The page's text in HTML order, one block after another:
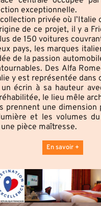
exceptionnelle.
privée où l’Italie
de ce projet, il y a
de 150 voitures
pays, les marques
de la passion
Des Alfa
y est représentée dans
écrin à sa hauteur
le lieu mêle
une
et les volumes
pièce maîtresse.
En savoir +